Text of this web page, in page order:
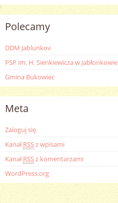
Polecamy
DDM Jablunkov
PSP im. H. Sienkiewicza w Jabłonkowie
Gmina Bukowiec
Meta
Zaloguj się
KanałRSSz wpisami
KanałRSSz komentarzami
WordPress.org